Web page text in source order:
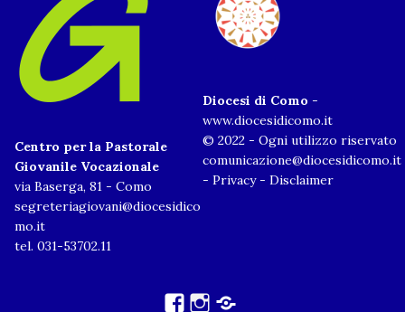
Centro per la Pastorale
Giovanile Vocazionale
via Baserga, 81 - Como
segreteriagiovani@diocesidico
mo.it
tel. 031-53702.11
Diocesi di Como -
www.diocesidicomo.it
© 2022 - Ogni utilizzo riservato
comunicazione@diocesidicomo.it
- Privacy- Disclaimer